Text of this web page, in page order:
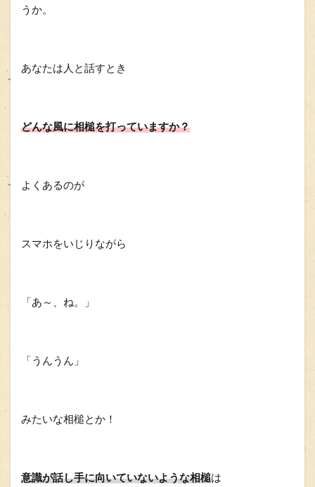
うか。
あなたは人と話すとき
どんな風に相槌を打っていますか？
よくあるのが
スマホをいじりながら
「あ～、ね。」
「うんうん」
みたいな相槌とか！
意識が話し手に向いていないような相槌は